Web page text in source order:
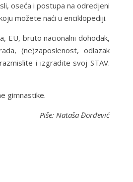
oseća i postupa na odredjeni
možete naći u enciklopediji.
EU, bruto nacionalni dohodak,
(ne)zaposlenost, odlazak
i izgradite svoj STAV.
gimnastike.
Piše: Nataša Đorđević